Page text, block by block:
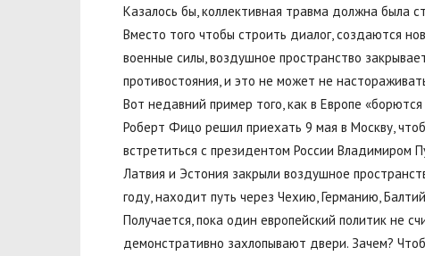
Казалось бы, коллективная травма должна была
Вместо того чтобы строить диалог, создаются
военные силы, воздушное пространство
противостояния, и это не может не
Вот недавний пример того, как в Европе
Роберт Фицо решил приехать 9 мая в Москву,
встретиться с президентом России Владимиром
Латвия и Эстония закрыли воздушное
году, находит путь через Чехию, Германию,
Получается, пока один европейский политик не
демонстративно захлопывают двери. Зачем?